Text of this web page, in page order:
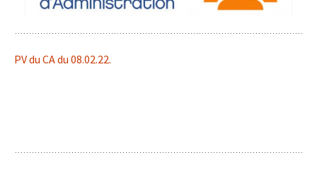
PV du CA du 08.02.22.